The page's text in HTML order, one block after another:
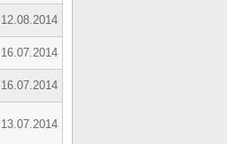
12.08.2014
16.07.2014
16.07.2014
13.07.2014